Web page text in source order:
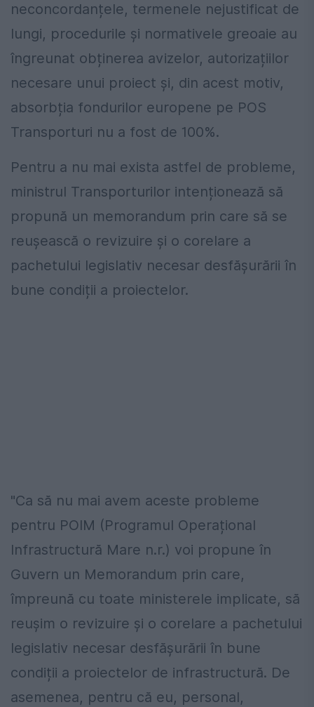
neconcordanțele, termenele nejustificat de
lungi, procedurile și normativele greoaie au
îngreunat obținerea avizelor, autorizațiilor
necesare unui proiect și, din acest motiv,
absorbția fondurilor europene pe POS
Transporturi nu a fost de 100%.
Pentru a nu mai exista astfel de probleme,
ministrul Transporturilor intenționează să
propună un memorandum prin care să se
reușească o revizuire și o corelare a
pachetului legislativ necesar desfășurării în
bune condiții a proiectelor.
"Ca să nu mai avem aceste probleme
pentru POIM (Programul Operațional
Infrastructură Mare n.r.) voi propune în
Guvern un Memorandum prin care,
împreună cu toate ministerele implicate, să
reușim o revizuire și o corelare a pachetului
legislativ necesar desfășurării în bune
condiții a proiectelor de infrastructură. De
asemenea, pentru că eu, personal,